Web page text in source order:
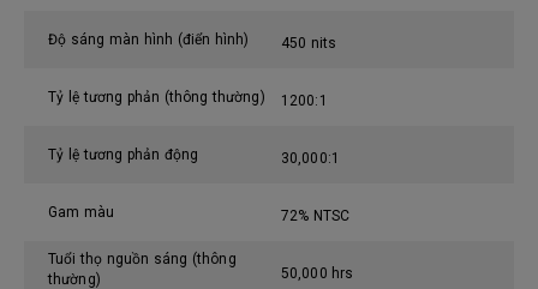
Độ sáng màn hình (điển hình) 450 nits
Tỷ lệ tương phản (thông thường) 1200:1
Tỷ lệ tương phản động 30,000:1
Gam màu 72% NTSC
Tuổi thọ nguồn sáng (thông
thường)
50,000 hrs